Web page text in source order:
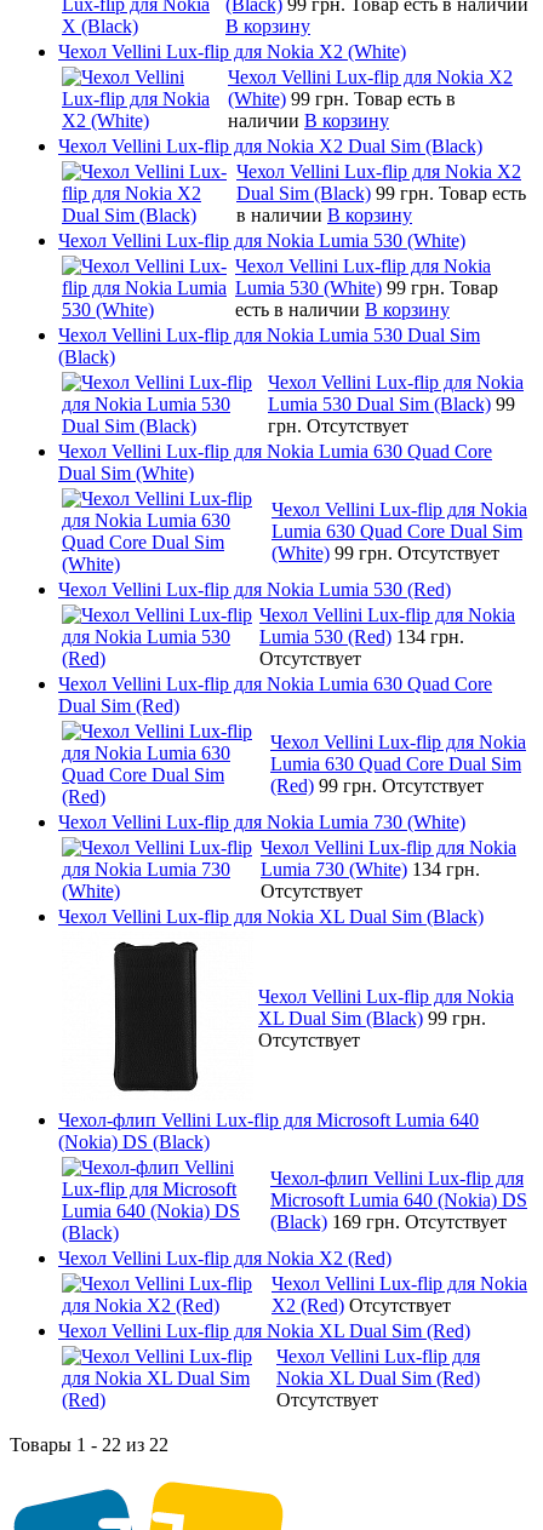
В корзину
Чехол Vellini Lux-flip для Nokia X2 (White)
Чехол Vellini Lux-flip для Nokia X2
(White) 99 грн. Товар есть в
наличии В корзину
Чехол Vellini Lux-flip для Nokia X2 Dual Sim (Black)
Чехол Vellini Lux-flip для Nokia X2
Dual Sim (Black) 99 грн. Товар есть
в наличии В корзину
Чехол Vellini Lux-flip для Nokia Lumia 530 (White)
Чехол Vellini Lux-flip для Nokia
Lumia 530 (White) 99 грн. Товар
есть в наличии В корзину
Чехол Vellini Lux-flip для Nokia Lumia 530 Dual Sim
(Black)
Чехол Vellini Lux-flip для Nokia
Lumia 530 Dual Sim (Black) 99
грн. Отсутствует
Чехол Vellini Lux-flip для Nokia Lumia 630 Quad Core
Dual Sim (White)
Чехол Vellini Lux-flip для Nokia
Lumia 630 Quad Core Dual Sim
(White) 99 грн. Отсутствует
Чехол Vellini Lux-flip для Nokia Lumia 530 (Red)
Чехол Vellini Lux-flip для Nokia
Lumia 530 (Red) 134 грн.
Отсутствует
Чехол Vellini Lux-flip для Nokia Lumia 630 Quad Core
Dual Sim (Red)
Чехол Vellini Lux-flip для Nokia
Lumia 630 Quad Core Dual Sim
(Red) 99 грн. Отсутствует
Чехол Vellini Lux-flip для Nokia Lumia 730 (White)
Чехол Vellini Lux-flip для Nokia
Lumia 730 (White) 134 грн.
Отсутствует
Чехол Vellini Lux-flip для Nokia XL Dual Sim (Black)
Чехол Vellini Lux-flip для Nokia
XL Dual Sim (Black) 99 грн.
Отсутствует
Чехол-флип Vellini Lux-flip для Microsoft Lumia 640
(Nokia) DS (Black)
Чехол-флип Vellini Lux-flip для
Microsoft Lumia 640 (Nokia) DS
(Black) 169 грн. Отсутствует
Чехол Vellini Lux-flip для Nokia X2 (Red)
Чехол Vellini Lux-flip для Nokia
X2 (Red) Отсутствует
Чехол Vellini Lux-flip для Nokia XL Dual Sim (Red)
Чехол Vellini Lux-flip для
Nokia XL Dual Sim (Red)
Отсутствует
Товары 1 - 22 из 22